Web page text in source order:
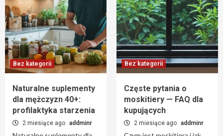
5
Jak leczyć łojotokowe zapalenie skóry?
6
Bez kategorii
Przeglądy techniczne i konserwacja domu
szkieletowego — harmonogram
Bez kategorii
Rola wolontariatu i byłych pacjentów w
ośrodkach leczenia uzależnień
Bez kategorii
Naturalne suplementy
dla mężczyzn 40+:
profilaktyka starzenia
2 miesiące ago addminr
Bez kategorii
Częste pytania o
moskitiery — FAQ dla
kupujących
2 miesiące ago addminr